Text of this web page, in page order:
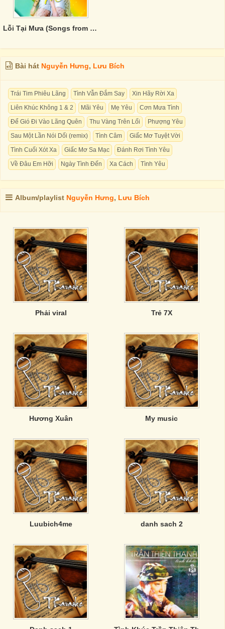
Lỗi Tại Mưa (Songs from Paris By Night 126)
Bài hát Nguyễn Hưng, Lưu Bích
Trái Tim Phiêu Lãng Tình Vẫn Đắm Say
Xin Hãy Rời Xa
Liên Khúc Không 1 & 2
Mãi Yêu Mẹ Yêu
Cơn Mưa Tình
Để Gió Đi Vào Lãng Quên
Thu Vàng Trên Lối
Phượng Yêu
Sau Một Lần Nói Dối (remix)
Tình Câm
Giấc Mơ Tuyệt Vời
Tình Cuối Xót Xa
Giấc Mơ Sa Mạc
Đánh Rơi Tình Yêu
Về Đâu Em Hỡi
Ngày Tình Đến Xa Cách Tình Yêu
Album/playlist Nguyễn Hưng, Lưu Bích
Phải viral Trẻ 7X
Hương Xuân My music
Luubich4me danh sach 2